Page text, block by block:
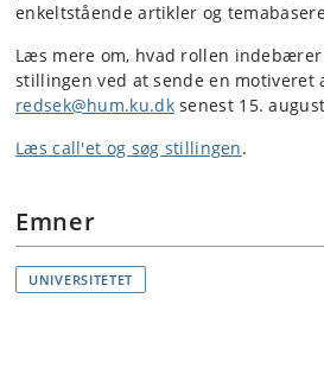
enkeltstående artikler og
Læs mere om, hvad rollen indebærer
stillingen ved at sende en motiveret
redsek@hum.ku.dksenest 15.
Læs call'et og søg stillingen.
Emner
UNIVERSITETET